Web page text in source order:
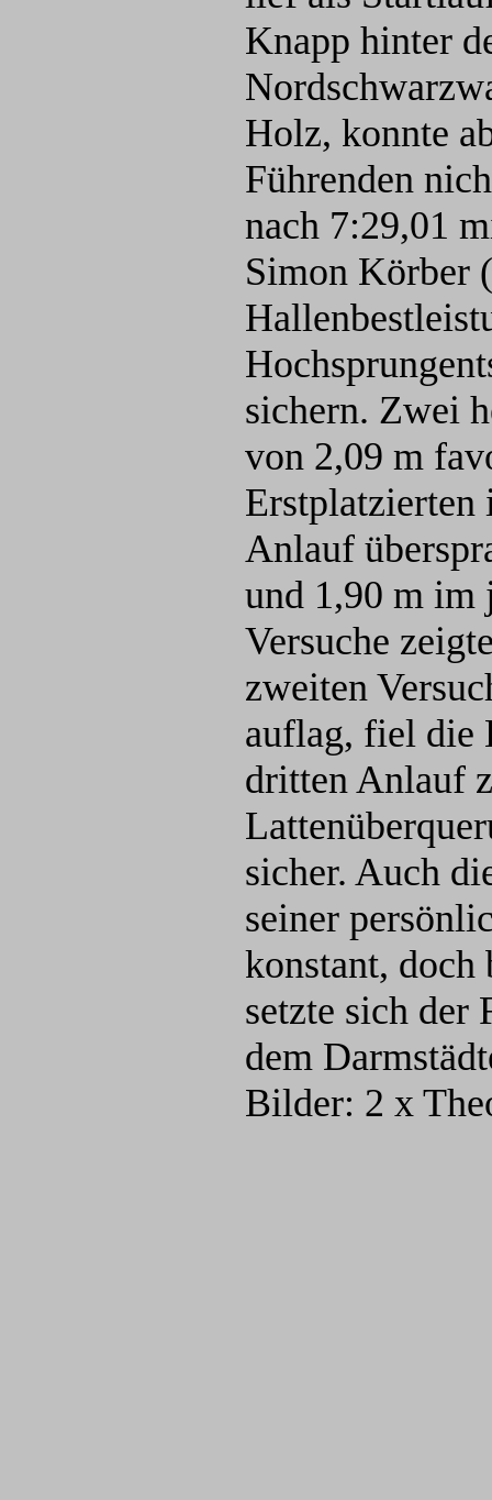
Knapp hinter
Holz, konnte
Führenden
nach 7:29,01
Simon Körber
sichern. Zwei
von 2,09 m
Erstplatzierten
Anlauf
und 1,90 m im
Versuche
zweiten
auflag, fiel die
dritten Anlauf
sicher. Auch
seiner
konstant,
setzte sich
dem
Bilder: 2 x